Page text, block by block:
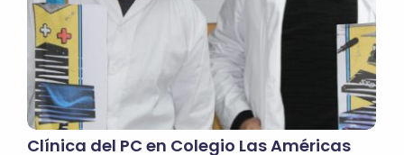
Clínica del PC en Colegio Las Américas